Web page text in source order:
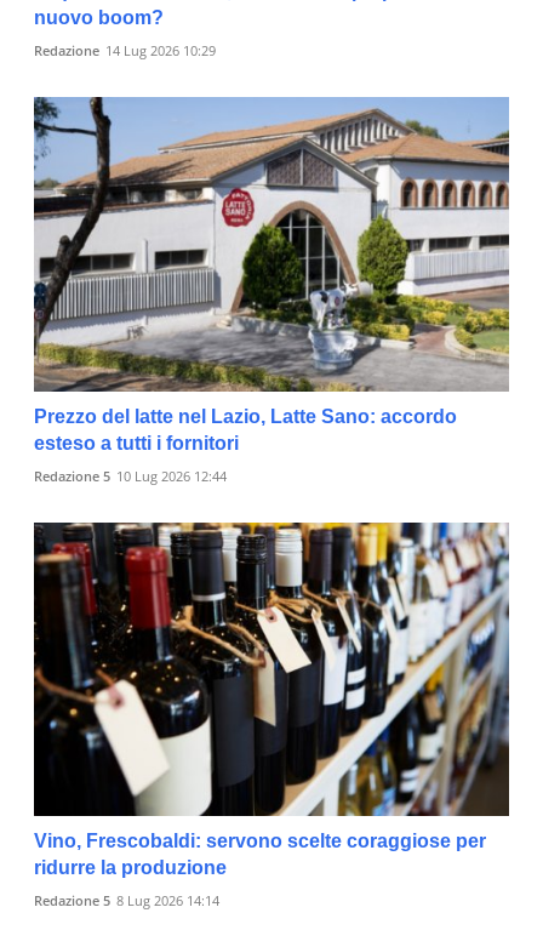
nuovo boom?
Redazione 14 Lug 2026 10:29
Prezzo del latte nel Lazio, Latte Sano: accordo
esteso a tutti i fornitori
Redazione 5 10 Lug 2026 12:44
Vino, Frescobaldi: servono scelte coraggiose per
ridurre la produzione
Redazione 5 8 Lug 2026 14:14